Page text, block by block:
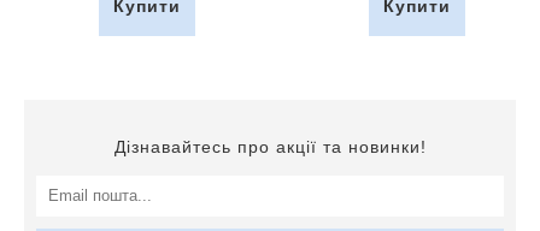
Купити Купити
Дізнавайтесь про акції та новинки!